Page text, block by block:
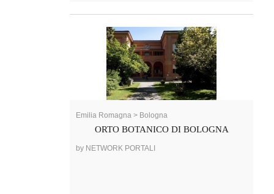
Emilia Romagna > Bologna
ORTO BOTANICO DI BOLOGNA
by NETWORK PORTALI